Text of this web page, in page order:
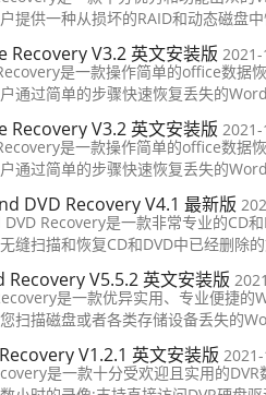
提供一种从损坏的RAID和动态磁盘中
虚拟分区的简单方法，并允许在
务器上恢复VMDK映像。
V3.2 英文安装版 2021-
是一款操作简单的office数据恢
通过简单的步骤快速恢复丢失的Word
2、Access、Outlook等多
件恢复模式，分别对应不同的文件格
V3.2 英文安装版 2021-
是一款操作简单的office数据恢
通过简单的步骤快速恢复丢失的Word
2、Access、Outlook等多
件恢复模式，分别对应不同的文件格
DVD Recovery V4.1 最新版
Recovery是一款非常专业的CD和
缝扫描和恢复CD和DVD中已经删除的
等类型。这款软件使用也是相当简单
哦。
V5.5.2 英文安装版
是一款优异实用、专业便捷的
扫描磁盘或者各类存储设备丢失的
导式步骤，您只需选择按照提示选择
可快速扫描得出结果，并允许快速查
V1.2.1 英文安装版 2021-
是一款十分受欢迎且实用的DVR